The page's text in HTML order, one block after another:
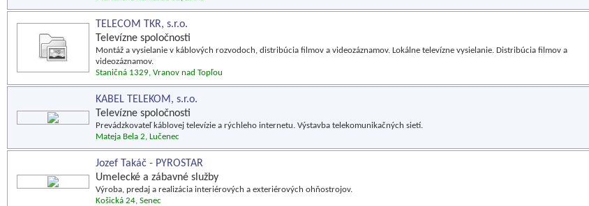
TELECOM TKR, s.r.o.
Televízne spoločnosti
Montáž a vysielanie v káblových rozvodoch, distribúcia filmov a videozáznamov. Lokálne televízne vysielanie. Distribúcia filmov a
videozáznamov.
Staničná 1329, Vranov nad Topľou
KABEL TELEKOM, s.r.o.
Televízne spoločnosti
Prevádzkovateľ káblovej televízie a rýchleho internetu. Výstavba telekomunikačných sietí.
Mateja Bela 2, Lučenec
Jozef Takáč - PYROSTAR
Umelecké a zábavné služby
Výroba, predaj a realizácia interiérových a exteriérových ohňostrojov.
Košická 24, Senec